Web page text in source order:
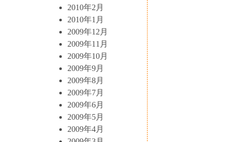
2010年2月
2010年1月
2009年12月
2009年11月
2009年10月
2009年9月
2009年8月
2009年7月
2009年6月
2009年5月
2009年4月